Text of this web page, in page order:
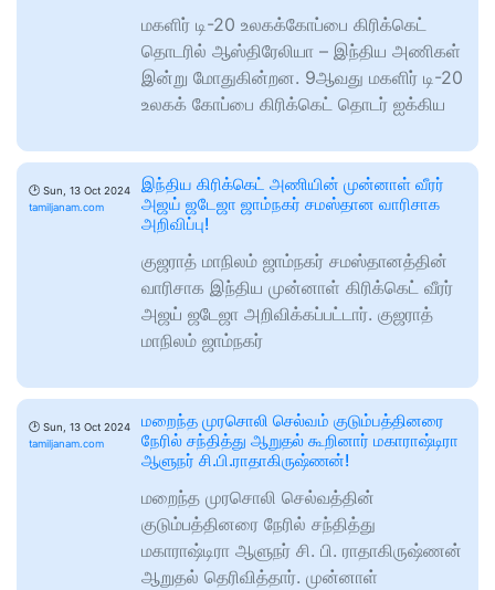
மகளிர் டி-20 உலகக்கோப்பை கிரிக்கெட்
தொடரில் ஆஸ்திரேலியா – இந்திய அணிகள்
இன்று மோதுகின்றன. 9ஆவது மகளிர் டி-20
உலகக் கோப்பை கிரிக்கெட் தொடர் ஐக்கிய
🕑 Sun, 13 Oct 2024
tamiljanam.com
இந்திய கிரிக்கெட் அணியின் முன்னாள் வீரர்
அஜய் ஜடேஜா ஜாம்நகர் சமஸ்தான வாரிசாக
அறிவிப்பு!
குஜராத் மாநிலம் ஜாம்நகர் சமஸ்தானத்தின்
வாரிசாக இந்திய முன்னாள் கிரிக்கெட் வீரர்
அஜய் ஜடேஜா அறிவிக்கப்பட்டார். குஜராத்
மாநிலம் ஜாம்நகர்
🕑 Sun, 13 Oct 2024
tamiljanam.com
மறைந்த முரசொலி செல்வம் குடும்பத்தினரை
நேரில் சந்தித்து ஆறுதல் கூறினார் மகாராஷ்டிரா
ஆளுநர் சி.பி.ராதாகிருஷ்ணன்!
மறைந்த முரசொலி செல்வத்தின்
குடும்பத்தினரை நேரில் சந்தித்து
மகாராஷ்டிரா ஆளுநர் சி. பி. ராதாகிருஷ்ணன்
ஆறுதல் தெரிவித்தார். முன்னாள்